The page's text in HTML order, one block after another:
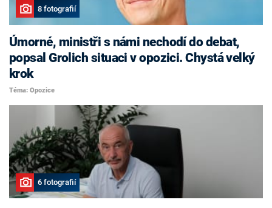
8 fotografií
Úmorné, ministři s námi nechodí do debat,
popsal Grolich situaci v opozici. Chystá velký
krok
Téma: Opozice
6 fotografií